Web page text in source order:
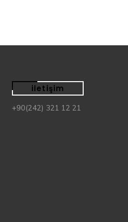
iletişim
+90(242) 321 12 21